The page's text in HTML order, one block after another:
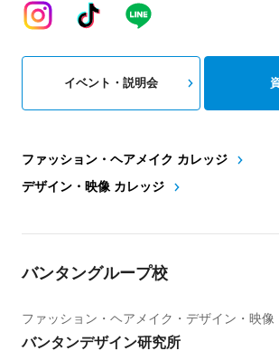
ファッション・ヘアメイク カレッジ
デザイン・映像 カレッジ
イベント・説明会
バンタングループ校
ファッション・ヘアメイク・デザイン・映像
バンタンデザイン研究所